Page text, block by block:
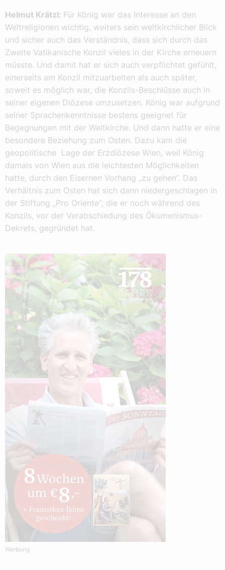
Helmut Krätzl: Für König war das Interesse an den
Weltreligionen wichtig, weiters sein weltkirchlicher Blick
und sicher auch das Verständnis, dass sich durch das
Zweite Vatikanische Konzil vieles in der Kirche erneuern
müsste. Und damit hat er sich auch verpflichtet gefühlt,
einerseits am Konzil mitzuarbeiten als auch später,
soweit es möglich war, die Konzils-Beschlüsse auch in
seiner eigenen Diözese umzusetzen. König war aufgrund
seiner Sprachenkenntnisse bestens geeignet für
Begegnungen mit der Weltkirche. Und dann hatte er eine
besondere Beziehung zum Osten. Dazu kam die
geopolitische Lage der Erzdiözese Wien, weil König
damals von Wien aus die leichtesten Möglichkeiten
hatte, durch den Eisernen Vorhang „zu gehen“. Das
Verhältnis zum Osten hat sich dann niedergeschlagen in
der Stiftung „Pro Oriente“, die er noch während des
Konzils, vor der Verabschiedung des Ökumenismus-
Dekrets, gegründet hat.
Werbung